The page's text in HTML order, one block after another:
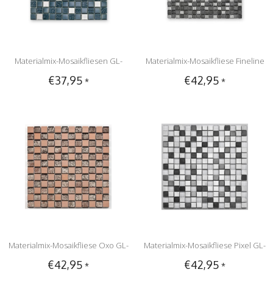
Materialmix-Mosaikfliesen GL-
2496 Tuscany metal black
€37,95 *
Materialmix-Mosaikfliese Fineline
GL-12007 grey mix
€42,95 *
Materialmix-Mosaikfliese Oxo GL-
10027 metal rose
€42,95 *
Materialmix-Mosaikfliese Pixel GL-
2600 white metal mix
€42,95 *